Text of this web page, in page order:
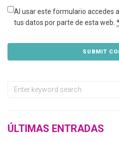
Al usar este formulario accedes
tus datos por parte de esta web.
ÚLTIMAS ENTRADAS